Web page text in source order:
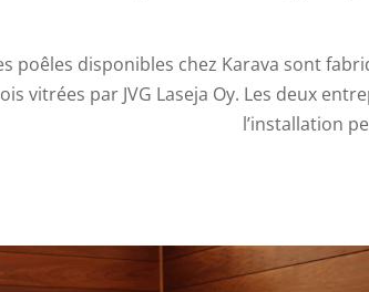
poêles disponibles chez Karava sont
vitrées par JVG Laseja Oy. Les deux
l’installation